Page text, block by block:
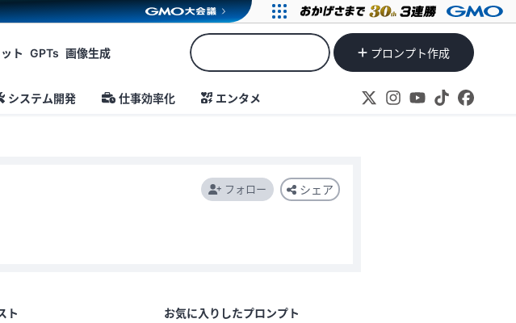
ト GPTs 画像生成 プロンプト作成
システム開発 仕事効率化 エンタメ
フォロー シェア
ト お気に入りしたプロンプト